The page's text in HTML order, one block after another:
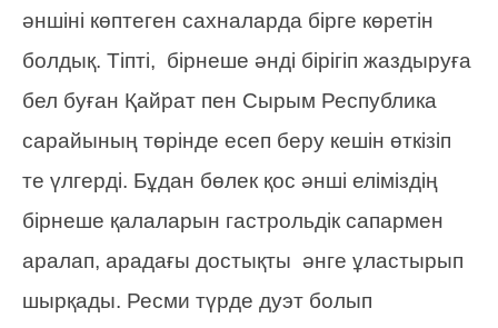
әншіні көптеген сахналарда бірге көретін
болдық. Тіпті, бірнеше әнді бірігіп жаздыруға
бел буған Қайрат пен Сырым Республика
сарайының төрінде есеп беру кешін өткізіп
те үлгерді. Бұдан бөлек қос әнші еліміздің
бірнеше қалаларын гастрольдік сапармен
аралап, арадағы достықты әнге ұластырып
шырқады. Ресми түрде дуэт болып